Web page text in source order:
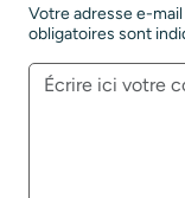
Votre adresse e-
obligatoires sont